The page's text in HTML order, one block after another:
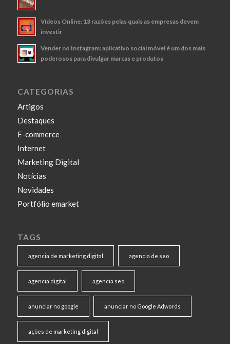
Vídeos Online: 13 razões pelas quais as empresas devem
investir
Vender no Instagram: aplicativo social móvel é um dos mais
poderosos para divulgar marcas e produtos
CATEGORIAS
Artigos
Destaques
E-commerce
Internet
Marketing Digital
Notícias
Novidades
Portfólio emarket
TAGS
agencia de marketing digital agencia de seo
agencia digital agencia seo
anunciar no google anunciar no Google Adwords
ações de marketing digital